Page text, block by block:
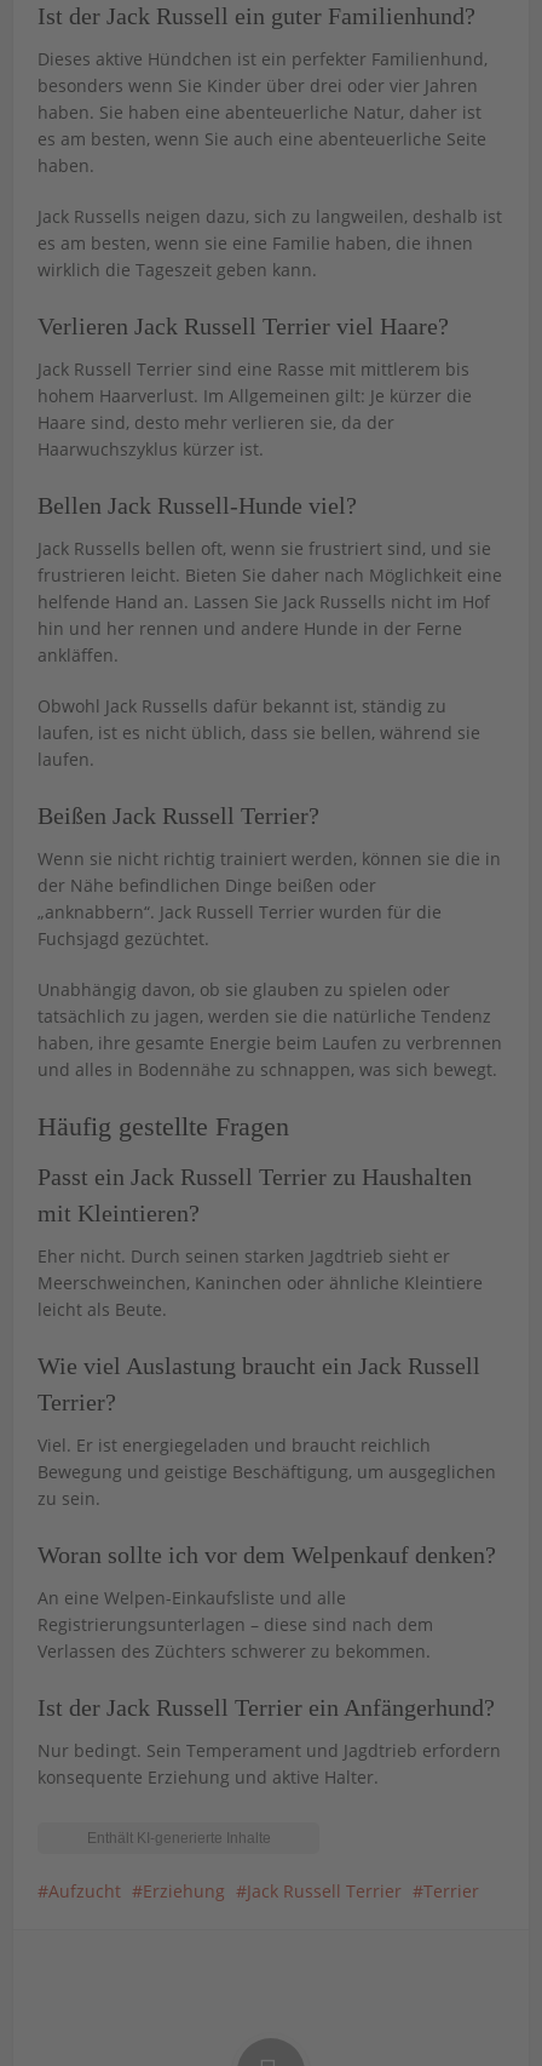
Ist der Jack Russell ein guter Familienhund?
Dieses aktive Hündchen ist ein perfekter Familienhund,
besonders wenn Sie Kinder über drei oder vier Jahren
haben. Sie haben eine abenteuerliche Natur, daher ist
es am besten, wenn Sie auch eine abenteuerliche Seite
haben.
Jack Russells neigen dazu, sich zu langweilen, deshalb ist
es am besten, wenn sie eine Familie haben, die ihnen
wirklich die Tageszeit geben kann.
Verlieren Jack Russell Terrier viel Haare?
Jack Russell Terrier sind eine Rasse mit mittlerem bis
hohem Haarverlust. Im Allgemeinen gilt: Je kürzer die
Haare sind, desto mehr verlieren sie, da der
Haarwuchszyklus kürzer ist.
Bellen Jack Russell-Hunde viel?
Jack Russells bellen oft, wenn sie frustriert sind, und sie
frustrieren leicht. Bieten Sie daher nach Möglichkeit eine
helfende Hand an. Lassen Sie Jack Russells nicht im Hof
hin und her rennen und andere Hunde in der Ferne
ankläffen.
Obwohl Jack Russells dafür bekannt ist, ständig zu
laufen, ist es nicht üblich, dass sie bellen, während sie
laufen.
Beißen Jack Russell Terrier?
Wenn sie nicht richtig trainiert werden, können sie die in
der Nähe befindlichen Dinge beißen oder
„anknabbern“. Jack Russell Terrier wurden für die
Fuchsjagd gezüchtet.
Unabhängig davon, ob sie glauben zu spielen oder
tatsächlich zu jagen, werden sie die natürliche Tendenz
haben, ihre gesamte Energie beim Laufen zu verbrennen
und alles in Bodennähe zu schnappen, was sich bewegt.
Häufig gestellte Fragen
Passt ein Jack Russell Terrier zu Haushalten
mit Kleintieren?
Eher nicht. Durch seinen starken Jagdtrieb sieht er
Meerschweinchen, Kaninchen oder ähnliche Kleintiere
leicht als Beute.
Wie viel Auslastung braucht ein Jack Russell
Terrier?
Viel. Er ist energiegeladen und braucht reichlich
Bewegung und geistige Beschäftigung, um ausgeglichen
zu sein.
Woran sollte ich vor dem Welpenkauf denken?
An eine Welpen-Einkaufsliste und alle
Registrierungsunterlagen – diese sind nach dem
Verlassen des Züchters schwerer zu bekommen.
Ist der Jack Russell Terrier ein Anfängerhund?
Nur bedingt. Sein Temperament und Jagdtrieb erfordern
konsequente Erziehung und aktive Halter.
Aufzucht Erziehung Jack Russell Terrier Terrier